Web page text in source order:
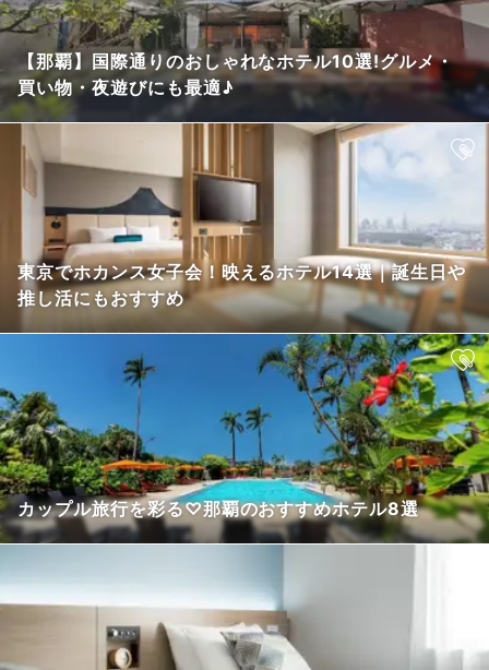
【那覇】国際通りのおしゃれなホテル10選!グルメ・
買い物・夜遊びにも最適♪
東京でホカンス女子会！映えるホテル14選｜誕生日や
推し活にもおすすめ
カップル旅行を彩る♡那覇のおすすめホテル8選